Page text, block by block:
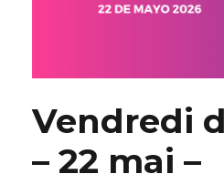
Vendredi
– 22 mai –